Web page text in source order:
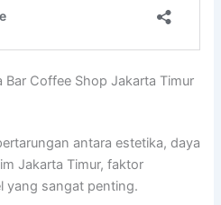
Bar Coffee Shop Jakarta Timur
antara estetika, daya
Jakarta Timur, faktor
yang sangat penting.